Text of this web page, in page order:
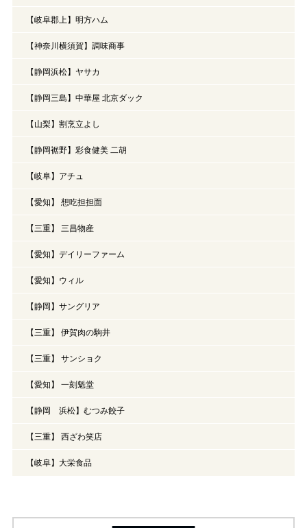
【岐阜郡上】明方ハム
【神奈川横須賀】調味商事
【静岡浜松】ヤサカ
【静岡三島】中華屋 北京ダック
【山梨】割烹立よし
【静岡裾野】彩食健美 二胡
【岐阜】アチュ
【愛知】 想吃担担面
【三重】 三昌物産
【愛知】デイリーファーム
【愛知】ウィル
【静岡】サングリア
【三重】 伊賀肉の駒井
【三重】 サンショク
【愛知】 一刻魁堂
【静岡 浜松】むつみ餃子
【三重】 西ざわ笑店
【岐阜】大栄食品